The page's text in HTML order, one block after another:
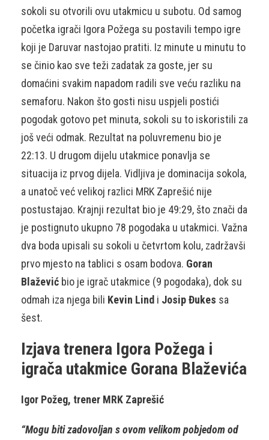
sokoli su otvorili ovu utakmicu u subotu. Od samog
početka igrači Igora Požega su postavili tempo igre
koji je Daruvar nastojao pratiti. Iz minute u minutu to
se činio kao sve teži zadatak za goste, jer su
domaćini svakim napadom radili sve veću razliku na
semaforu. Nakon što gosti nisu uspjeli postići
pogodak gotovo pet minuta, sokoli su to iskoristili za
još veći odmak. Rezultat na poluvremenu bio je
22:13. U drugom dijelu utakmice ponavlja se
situacija iz prvog dijela. Vidljiva je dominacija sokola,
a unatoč već velikoj razlici MRK Zaprešić nije
postustajao. Krajnji rezultat bio je 49:29, što znači da
je postignuto ukupno 78 pogodaka u utakmici. Važna
dva boda upisali su sokoli u četvrtom kolu, zadržavši
prvo mjesto na tablici s osam bodova. Goran
Blažević bio je igrač utakmice (9 pogodaka), dok su
odmah iza njega bili Kevin Lind i Josip Đukes sa
šest.
Izjava trenera Igora Požega i
igrača utakmice Gorana Blaževića
Igor Požeg, trener MRK Zaprešić
“Mogu biti zadovoljan s ovom velikom pobjedom od